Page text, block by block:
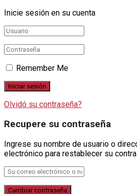
Inicie sesión en su cuenta
Remember Me
Olvidó su contraseña?
Recupere su contraseña
Ingrese su nombre de usuario o
electrónico para restablecer su